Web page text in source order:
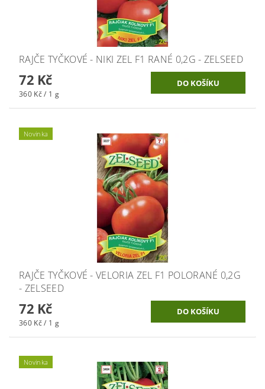
RAJČE TYČKOVÉ - NIKI ZEL F1 RANÉ 0,2G - ZELSEED
72 Kč
360 Kč / 1 g
Novinka
RAJČE TYČKOVÉ - VELORIA ZEL F1 POLORANÉ 0,2G
- ZELSEED
72 Kč
360 Kč / 1 g
Novinka